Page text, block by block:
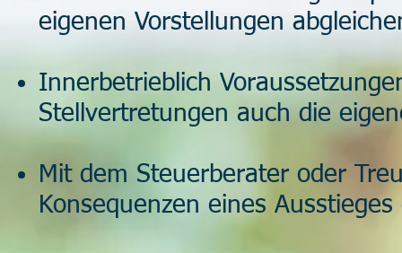
eigenen Vorstellungen
Innerbetrieblich
Stellvertretungen auch die
Mit dem Steuerberater oder
Konsequenzen eines